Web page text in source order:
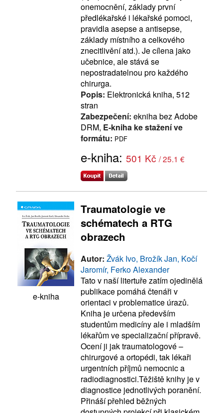
onemocnění, základy první
předlékařské i lékařské pomoci,
pravidla asepse a antisepse,
základy místního a celkového
znecitlivění atd.). Je cílena jako
učebnice, ale stává se
nepostradatelnou pro každého
chirurga.
Popis: Elektronická kniha, 512
stran
Zabezpečení: ekniha bez Adobe
DRM, E-kniha ke stažení ve
formátu: PDF
e-kniha: 501 Kč / 25.1 €
e-kniha
Traumatologie ve
schématech a RTG
obrazech
Autor: Žvák Ivo, Brožík Jan, Kočí
Jaromír, Ferko Alexander
Tato v naší litertuře zatím ojedinělá
publikace pomáhá čtenáři v
orientaci v problematice úrazů.
Kniha je určena především
studentům medicíny ale i mladším
lékařům ve specializační přípravě.
Ocení ji jak traumatologové –
chirurgové a ortopédi, tak lékaři
urgentních příjmů nemocnic a
radiodiagnostici.Těžiště knihy je v
diagnostice jednotlivých poranění.
Přináší přehled běžných